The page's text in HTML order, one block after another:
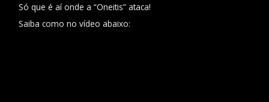
Só que é aí onde a “Oneitis” ataca!
Saiba como no vídeo abaixo: